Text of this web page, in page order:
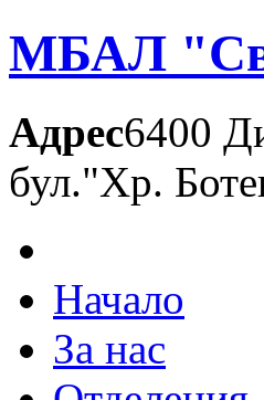
МБАЛ
Адрес6400
бул."Хр.
Начало
За нас